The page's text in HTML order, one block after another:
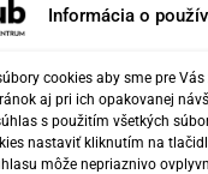
Informácia o
cookies aby sme pre
aj pri ich opakovanej
s použitím všetkých
nastaviť kliknutím na
môže nepriaznivo
2 204 71 217
2 204 71 222
918 817 141